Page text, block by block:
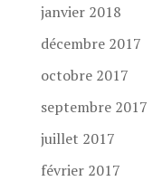
janvier 2018
décembre 2017
octobre 2017
septembre 2017
juillet 2017
février 2017